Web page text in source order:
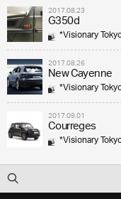
2017.08.23
G350d
*Visionary
2017.08.26
New Cayenne
*Visionary
2017.09.01
Courreges
*Visionary